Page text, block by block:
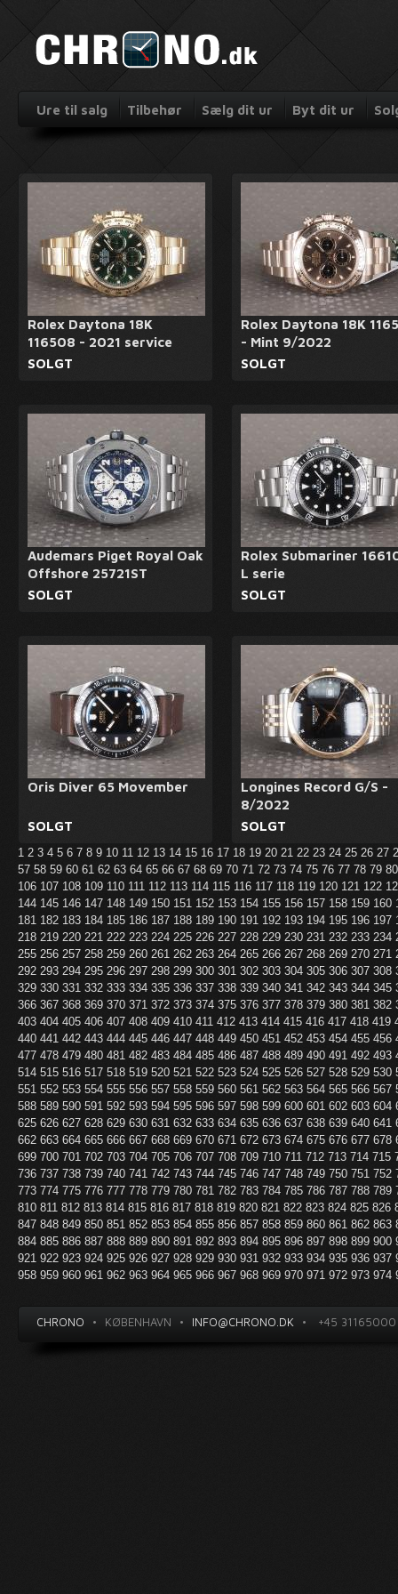
Ure til salg Tilbehør Sælg dit ur Byt dit ur
Rolex Daytona 18K
116508 - 2021 service
SOLGT
Rolex Daytona 18K
- Mint 9/2022
SOLGT
Audemars Piget Royal Oak
Offshore 25721ST
SOLGT
Rolex Submariner
L serie
SOLGT
Oris Diver 65 Movember
SOLGT
Longines Record G/S -
8/2022
SOLGT
1 2 3 4 5 6 7 8 9 10 11 12 13 14 15 16 17 18 19 20 21 22 23 24 25 26 27
57 58 59 60 61 62 63 64 65 66 67 68 69 70 71 72 73 74 75 76 77 78 79
106 107 108 109 110 111 112 113 114 115 116 117 118 119 120 121 122
144 145 146 147 148 149 150 151 152 153 154 155 156 157 158 159 160
181 182 183 184 185 186 187 188 189 190 191 192 193 194 195 196 197
218 219 220 221 222 223 224 225 226 227 228 229 230 231 232 233 234
255 256 257 258 259 260 261 262 263 264 265 266 267 268 269 270 271
292 293 294 295 296 297 298 299 300 301 302 303 304 305 306 307 308
329 330 331 332 333 334 335 336 337 338 339 340 341 342 343 344 345
366 367 368 369 370 371 372 373 374 375 376 377 378 379 380 381 382
403 404 405 406 407 408 409 410 411 412 413 414 415 416 417 418 419
440 441 442 443 444 445 446 447 448 449 450 451 452 453 454 455 456
477 478 479 480 481 482 483 484 485 486 487 488 489 490 491 492 493
514 515 516 517 518 519 520 521 522 523 524 525 526 527 528 529 530
551 552 553 554 555 556 557 558 559 560 561 562 563 564 565 566 567
588 589 590 591 592 593 594 595 596 597 598 599 600 601 602 603 604
625 626 627 628 629 630 631 632 633 634 635 636 637 638 639 640 641
662 663 664 665 666 667 668 669 670 671 672 673 674 675 676 677 678
699 700 701 702 703 704 705 706 707 708 709 710 711 712 713 714 715
736 737 738 739 740 741 742 743 744 745 746 747 748 749 750 751 752
773 774 775 776 777 778 779 780 781 782 783 784 785 786 787 788 789
810 811 812 813 814 815 816 817 818 819 820 821 822 823 824 825 826
847 848 849 850 851 852 853 854 855 856 857 858 859 860 861 862 863
884 885 886 887 888 889 890 891 892 893 894 895 896 897 898 899 900
921 922 923 924 925 926 927 928 929 930 931 932 933 934 935 936 937
958 959 960 961 962 963 964 965 966 967 968 969 970 971 972 973 974
CHRONO • KØBENHAVN • INFO@CHRONO.DK • +45 31165000